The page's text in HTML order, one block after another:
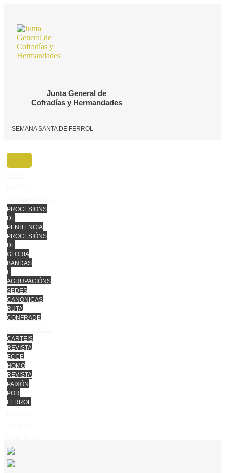
contido
Junta General de
Cofradías y Hermandades
SEMANA SANTA DE FERROL
PROCESIONS
DE
PENITENCIA
PROCESIÓNS
DE
GLORIA
BANDAS
E
AGRUPACIÓNS
SEDES
CANÓNICAS
RUTA
CONFRADE
CARTEIS
REVISTA
ECCE
HOMO
REVISTA
PAIXÓN
POR
FERROL